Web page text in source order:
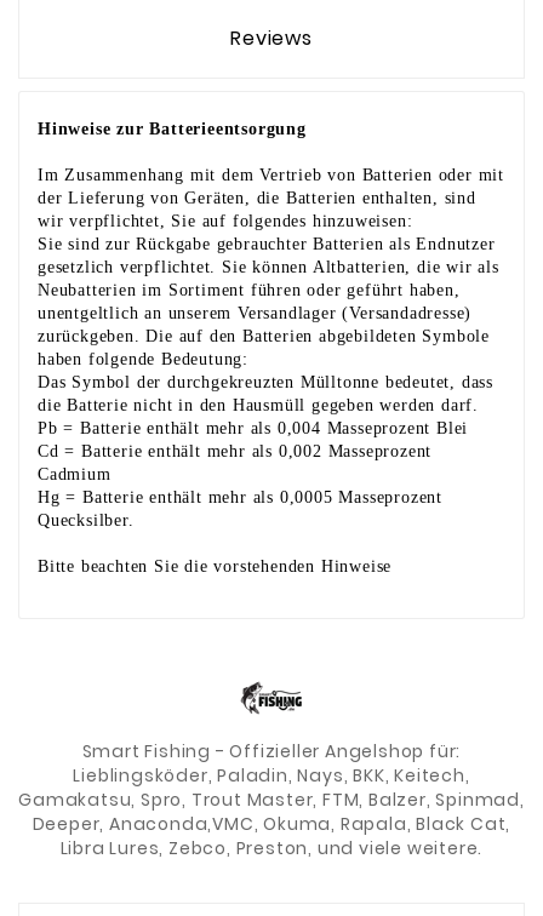
Reviews
Hinweise zur Batterieentsorgung
Im Zusammenhang mit dem Vertrieb von Batterien oder mit
der Lieferung von Geräten, die Batterien enthalten, sind
wir verpflichtet, Sie auf folgendes hinzuweisen:
Sie sind zur Rückgabe gebrauchter Batterien als Endnutzer
gesetzlich verpflichtet. Sie können Altbatterien, die wir als
Neubatterien im Sortiment führen oder geführt haben,
unentgeltlich an unserem Versandlager (Versandadresse)
zurückgeben. Die auf den Batterien abgebildeten Symbole
haben folgende Bedeutung:
Das Symbol der durchgekreuzten Mülltonne bedeutet, dass
die Batterie nicht in den Hausmüll gegeben werden darf.
Pb = Batterie enthält mehr als 0,004 Masseprozent Blei
Cd = Batterie enthält mehr als 0,002 Masseprozent
Cadmium
Hg = Batterie enthält mehr als 0,0005 Masseprozent
Quecksilber.
Bitte beachten Sie die vorstehenden Hinweise
Smart Fishing - Offizieller Angelshop für:
Lieblingsköder, Paladin, Nays, BKK, Keitech,
Gamakatsu, Spro, Trout Master, FTM, Balzer, Spinmad,
Deeper, Anaconda,VMC, Okuma, Rapala, Black Cat,
Libra Lures, Zebco, Preston, und viele weitere.